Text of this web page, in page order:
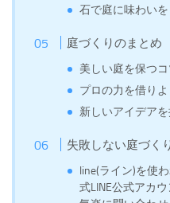
石で庭に味わいを
庭づくりのまとめ
美しい庭を保つコ
プロの力を借りよ
新しいアイデアを
失敗しない庭づく
line(ライン)を使
式LINE公式アカ